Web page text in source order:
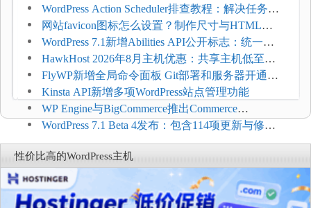
WordPress Action Scheduler排查教程：解决任务积
压和订单延迟
网站favicon图标怎么设置？制作尺寸与HTML添
加方法
WordPress 7.1新增Abilities API公开标志：统一支
持REST API、MCP与AI代理
HawkHost 2026年8月主机优惠：共享主机低至
$2.61/月，高性能主机同步折扣
FlyWP新增全局命令面板 Git部署和服务器开通更
方便
Kinsta API新增多项WordPress站点管理功能
WP Engine与BigCommerce推出Commerce
Connect：WordPress商店可保留前台体验并扩展电
商能力
WordPress 7.1 Beta 4发布：包含114项更新与修
复，仅建议在测试环境体验
性价比高的WordPress主机